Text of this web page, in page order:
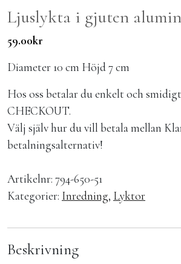
Ljuslykta i gjuten
59.00kr
Diameter 10 cm Höjd 7 cm
Hos oss betalar du enkelt och
CHECKOUT.
Välj själv hur du vill betala mellan
betalningsalternativ!
Artikelnr: 794-650-51
Kategorier: Inredning, Lyktor
Beskrivning